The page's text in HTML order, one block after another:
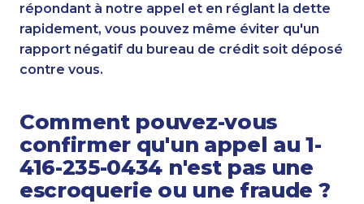
répondant à notre appel et en réglant la dette
rapidement, vous pouvez même éviter qu'un
rapport négatif du bureau de crédit soit déposé
contre vous.
Comment pouvez-vous
confirmer qu'un appel au 1-
416-235-0434 n'est pas une
escroquerie ou une fraude ?